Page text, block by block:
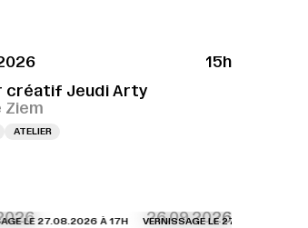
Le journal
15h
créatif Jeudi Arty
Ziem
ATELIER
26.09.2026
27.08.2026 À 17H VERNISSAGE LE 27.08.2026 À 17H